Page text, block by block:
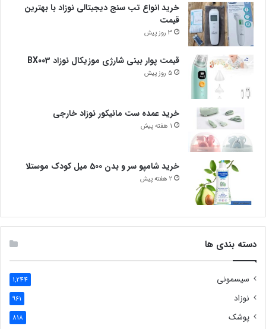
خرید انواع تب سنج دیجیتالی نوزاد با بهترین
قیمت
3 روز پیش
قیمت پوار بینی شارژی موزیکال نوزاد BX003
5 روز پیش
خرید عمده ست مانیکور نوزاد خارجی
1 هفته پیش
خرید شامپو سر و بدن 500 میل کودک موستلا
2 هفته پیش
دسته بندی ها
سیسمونی 1,244
نوزاد 961
پوشک 818